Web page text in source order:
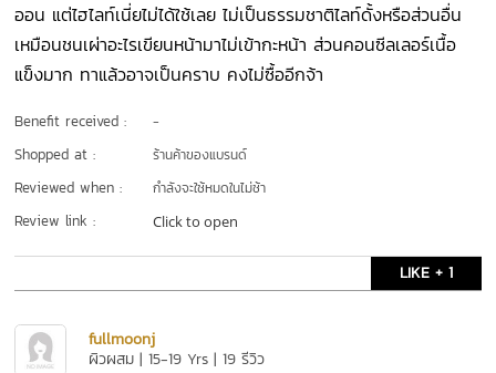
ออน แต่ไฮไลท์เนี่ยไม่ได้ใช้เลย ไม่เป็นธรรมชาติไลท์ดั้งหรือส่วนอื่น
เหมือนชนเผ่าอะไรเขียนหน้ามาไม่เข้ากะหน้า ส่วนคอนซีลเลอร์เนื้อ
แข็งมาก ทาแล้วอาจเป็นคราบ คงไม่ซื้ออีกจ้า
Benefit received : -
Shopped at : ร้านค้าของแบรนด์
Reviewed when : กำลังจะใช้หมดในไม่ช้า
Review link : Click to open
LIKE + 1
fullmoonj
ผิวผสม | 15-19 Yrs | 19 รีวิว